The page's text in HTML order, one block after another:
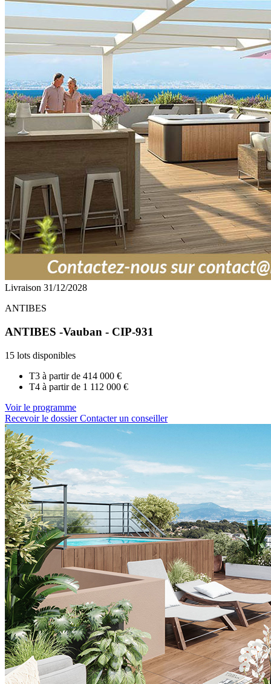
Livraison 31/12/2028
ANTIBES
ANTIBES -Vauban - CIP-931
15 lots disponibles
T3 à partir de 414 000 €
T4 à partir de 1 112 000 €
Voir le programme
Recevoir le dossierContacter un conseiller